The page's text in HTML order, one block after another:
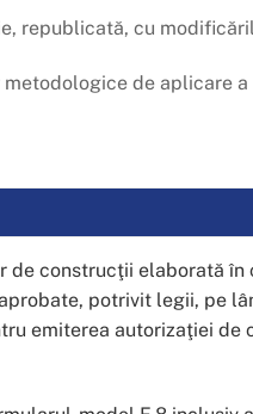
republicată, cu
de aplicare
construcţii elaborată
potrivit legii, pe
emiterea autorizaţiei